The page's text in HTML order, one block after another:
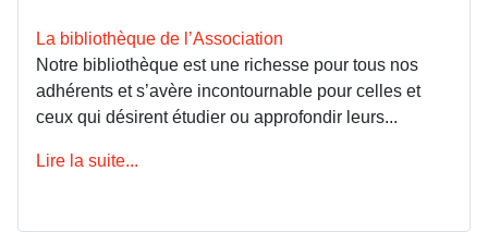
La bibliothèque de l’Association
Notre bibliothèque est une richesse pour tous nos
adhérents et s’avère incontournable pour celles et
ceux qui désirent étudier ou approfondir leurs...
Lire la suite...